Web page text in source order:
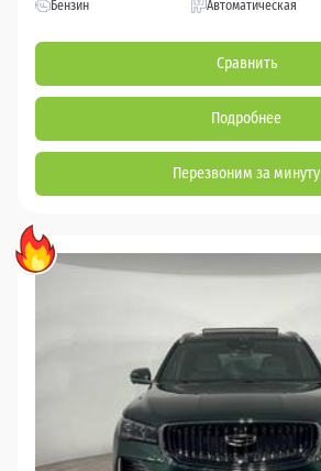
Бензин Автоматическая
Сравнить
Подробнее
Перезвоним за минуту